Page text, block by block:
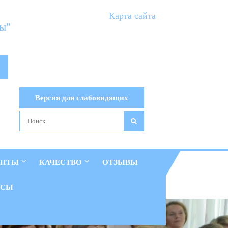
Карта сайта
Версия для слабовидящих
КАЧЕСТВО ОТЗЫВЫ